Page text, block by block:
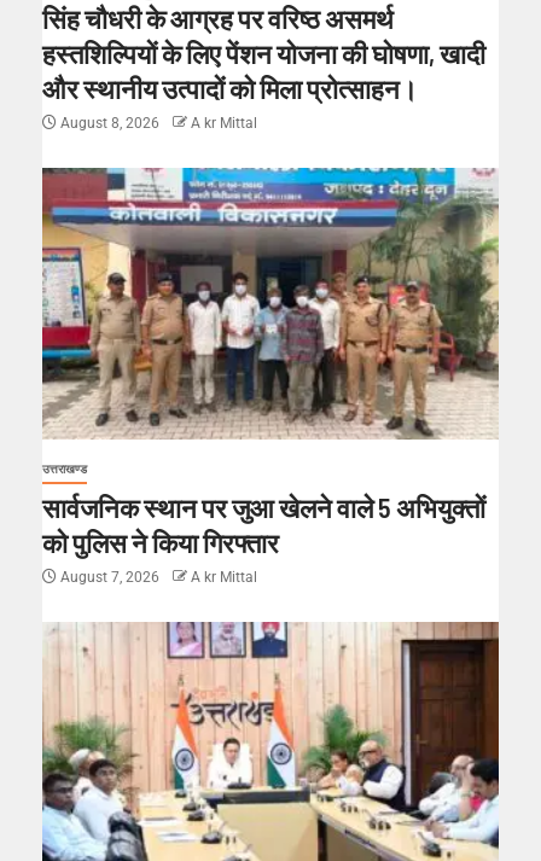
सिंह चौधरी के आग्रह पर वरिष्ठ असमर्थ
हस्तशिल्पियों के लिए पेंशन योजना की घोषणा, खादी
और स्थानीय उत्पादों को मिला प्रोत्साहन।
August 8, 2026 A kr Mittal
उत्तराखण्ड
सार्वजनिक स्थान पर जुआ खेलने वाले 5 अभियुक्तों
को पुलिस ने किया गिरफ्तार
August 7, 2026 A kr Mittal